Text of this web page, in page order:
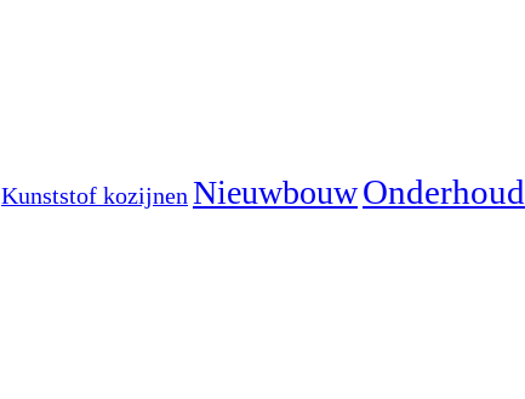
Kunststof kozijnenNieuwbouwOnderhoud